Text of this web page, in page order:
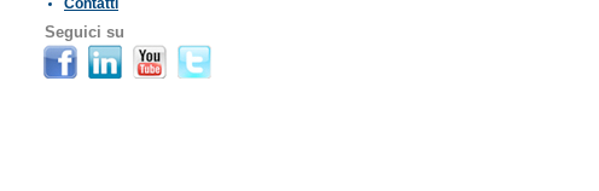
Contatti
Seguici su